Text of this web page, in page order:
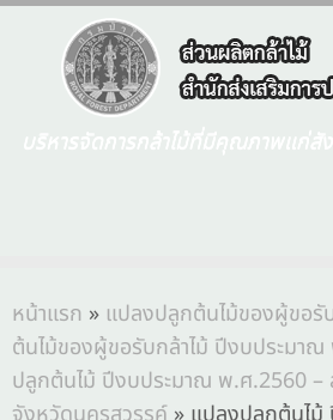
หน้าแรก » แปลงปลูกต้นไม้ของผู้ขอรั
ต้นไม้ของผู้ขอรับกล้าไม้ ปีงบประมา
ปลูกต้นไม้ ปีงบประมาณ พ.ศ.2560 –